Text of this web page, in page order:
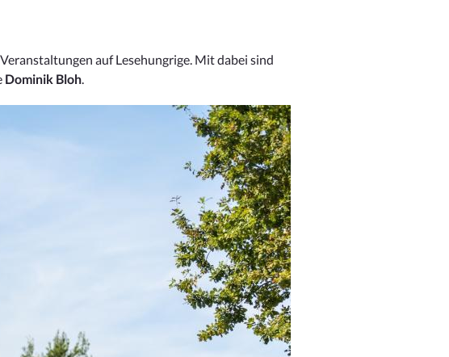
auf Lesehungrige. Mit dabei sind
Dominik Bloh.